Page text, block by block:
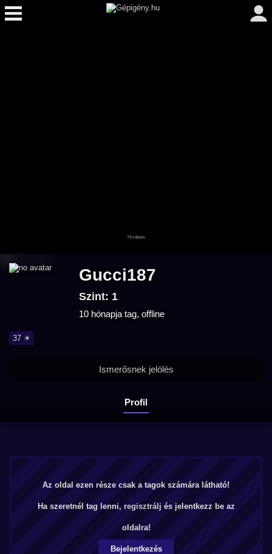
Gucci187
Szint: 1
10 hónapja tag, offline
37 ☀
Profil
Ismerősnek jelölés
Az oldal ezen része csak a tagok számára látható!
Ha szeretnél tag lenni, regisztrálj és jelentkezz be az
oldalra!
Bejelentkezés